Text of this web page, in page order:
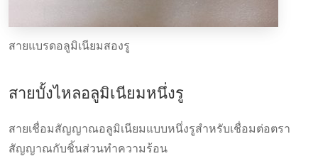
สายแบรดอลูมิเนียมสองรู
สายบั้งไหลอลูมิเนียมหนึ่งรู
สายเชื่อมสัญญาณอลูมิเนียมแบบหนึ่งรูสำหรับเชื่อมต่อตรา
สัญญาณกับชิ้นส่วนทำความร้อน